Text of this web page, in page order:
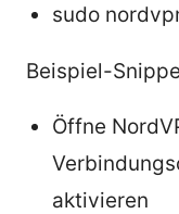
sudo
Beispiel-
Öffne
aktivieren